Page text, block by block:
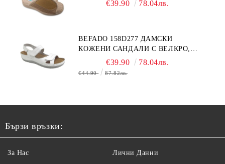
€39.90 78.04лв.
BEFADO 158D277 ДАМСКИ
КОЖЕНИ САНДАЛИ С ВЕЛКРО,
€39.90 78.04лв.
€44.90 87.82лв.
Бързи връзки:
За Нас Лични Данни